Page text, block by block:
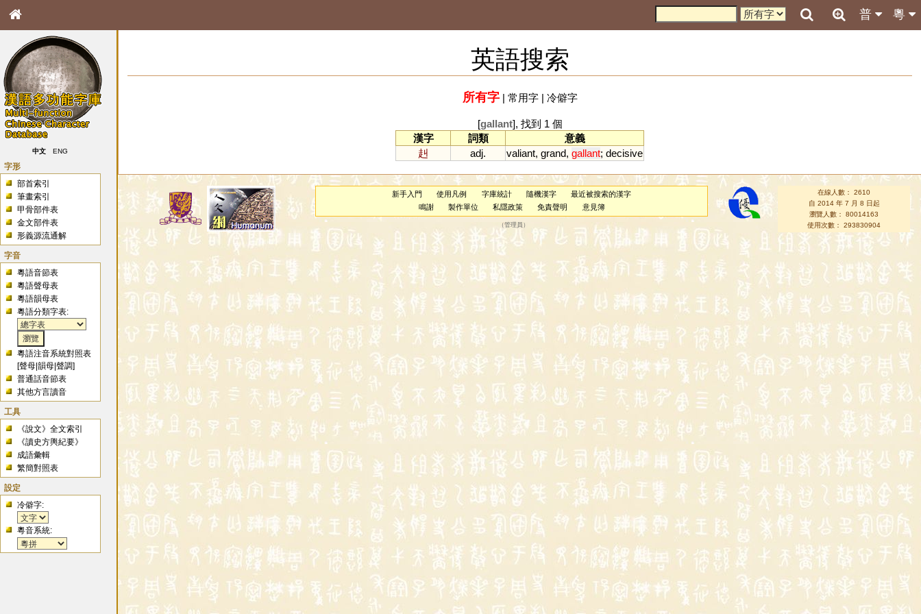
粵
普
中文 ENG
字形
部首索引
筆畫索引
甲骨部件表
金文部件表
形義源流通解
字音
粵語音節表
粵語聲母表
粵語韻母表
粵語分類字表:
粵語注音系統對照表
[聲母 |韻母 |聲調]
普通話音節表
其他方言讀音
工具
《說文》全文索引
《讀史方輿紀要》
成語彙輯
繁簡對照表
設定
冷僻字:
粵音系統:
英語搜索
所有字| 常用字| 冷僻字
[gallant], 找到 1 個
漢字
詞類
意義
赳
adj. valiant, grand, gallant; decisive
新手入門 使用凡例 字庫統計 隨機漢字
最近被搜索的漢字
鳴謝
製作單位 私隱政策 免責聲明 意見簿
（管理員 ）
在線人數： 2610
自 2014 年 7 月 8 日起
瀏覽人數： 80014163
使用次數： 293830904